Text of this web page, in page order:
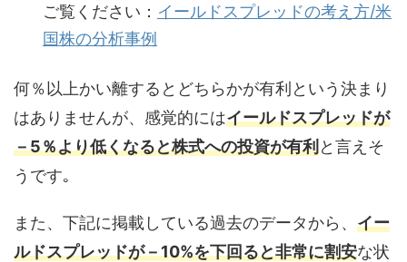
ご覧ください： イールドスプレッドの考え方/米
国株の分析事例
何％以上かい離するとどちらかが有利という決まり
はありませんが、感覚的にはイールドスプレッドが
－5％より低くなると株式への投資が有利と言えそ
うです｡
また、下記に掲載している過去のデータから、 イー
ルドスプレッドが－10%を下回ると非常に割安な状